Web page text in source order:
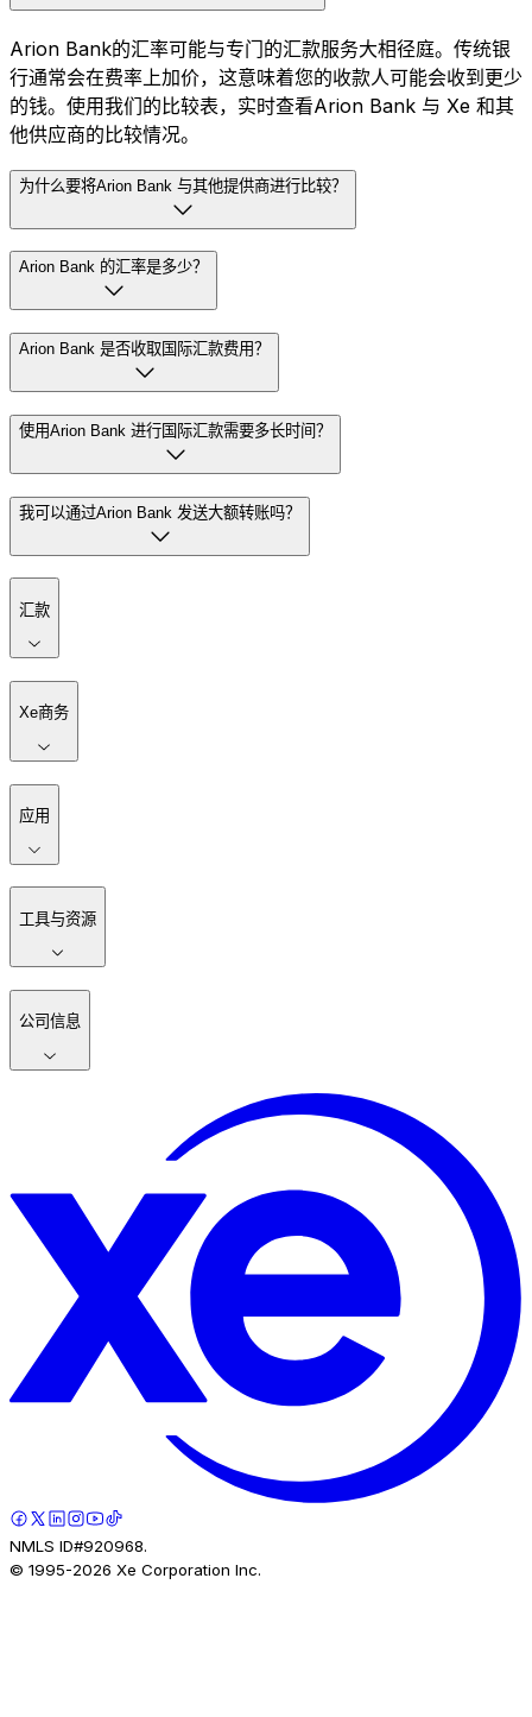
Arion Bank的汇率可能与专门的汇款服务大相径庭。传统银
行通常会在费率上加价，这意味着您的收款人可能会收到更少
的钱。使用我们的比较表，实时查看Arion Bank 与 Xe 和其
他供应商的比较情况。
为什么要将Arion Bank 与其他提供商进行比较？
Arion Bank 的汇率是多少？
Arion Bank 是否收取国际汇款费用？
使用Arion Bank 进行国际汇款需要多长时间？
我可以通过Arion Bank 发送大额转账吗？
汇款
Xe商务
应用
工具与资源
公司信息
NMLS ID#920968.
© 1995-2026 Xe Corporation Inc.